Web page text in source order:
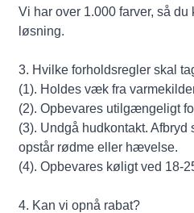
Vi har over 1.000 farver, så
løsning.
3. Hvilke forholdsregler skal
(1). Holdes væk fra
(2). Opbevares utilgængeligt
(3). Undgå hudkontakt. Afbryd
opstår rødme eller hævelse.
(4). Opbevares køligt ved 18-
4. Kan vi opnå rabat?